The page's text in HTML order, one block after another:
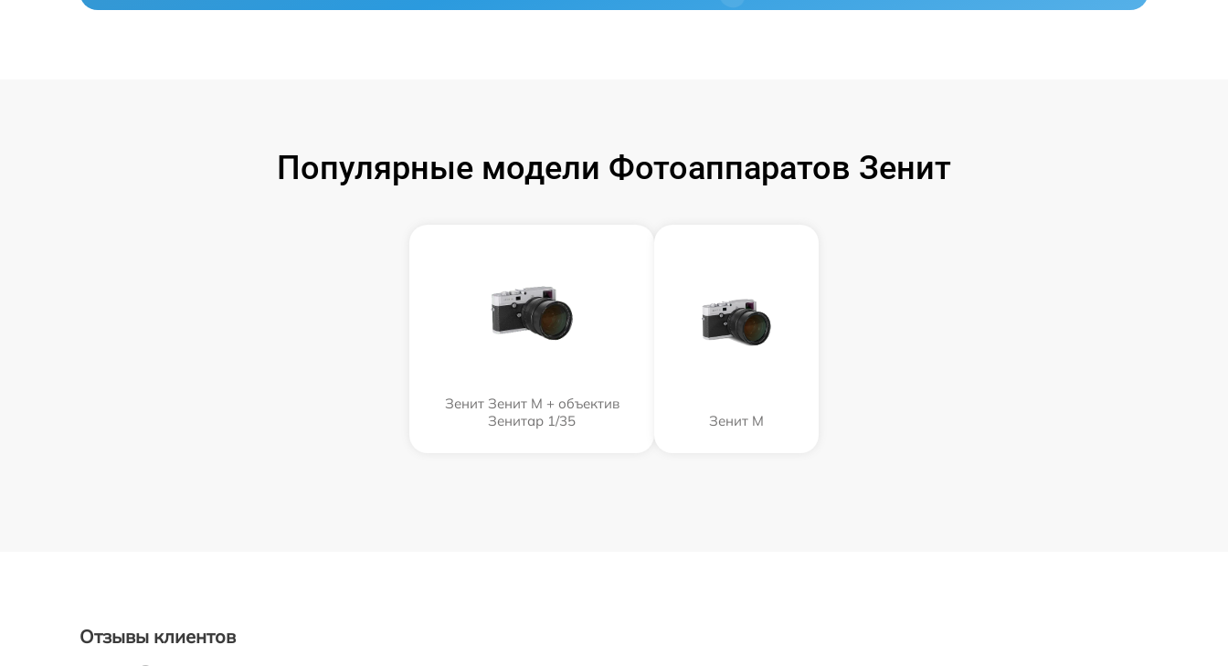
Популярные модели Фотоаппаратов Зенит
Зенит Зенит М + объектив
Зенитар 1/35
Зенит M
Отзывы клиентов